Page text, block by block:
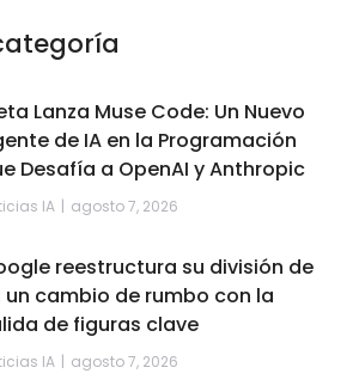
Lanza Muse Code: Un Nuevo
de IA en la Programación
Desafía a OpenAI y Anthropic
IA agosto 7, 2026
reestructura su división de
un cambio de rumbo con la
de figuras clave
IA agosto 7, 2026